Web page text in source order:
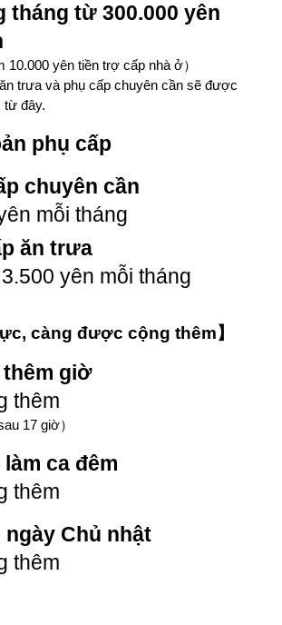
tháng từ 300.000 yên
10.000 yên tiền trợ cấp nhà ở）
trưa và phụ cấp chuyên cần sẽ được
từ đây.
phụ cấp
chuyên cần
mỗi tháng
ăn trưa
yên mỗi tháng
càng được cộng thêm】
giờ
thêm
17 giờ）
ca đêm
thêm
ngày Chủ nhật
thêm